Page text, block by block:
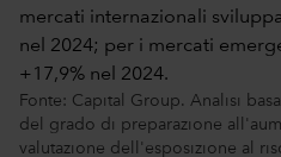
Fonte: Capital Group. Analisi
del grado di preparazione
valutazione dell'esposizione al